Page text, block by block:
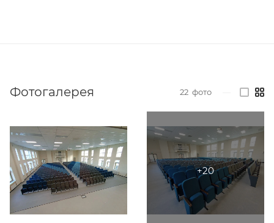
Фотогалерея 22 фото